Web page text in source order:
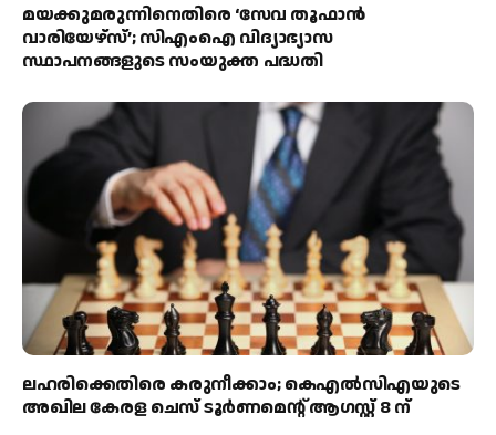
മയക്കുമരുന്നിനെതിരെ ‘സേവ തൂഫാൻ
വാരിയേഴ്‌സ്’; സിഎംഐ വിദ്യാഭ്യാസ
സ്ഥാപനങ്ങളുടെ സംയുക്ത പദ്ധതി
ലഹരിക്കെതിരെ കരുനീക്കാം; കെഎൽസിഎയുടെ
അഖില കേരള ചെസ് ടൂർണമെന്റ് ആഗസ്റ്റ് 8 ന്